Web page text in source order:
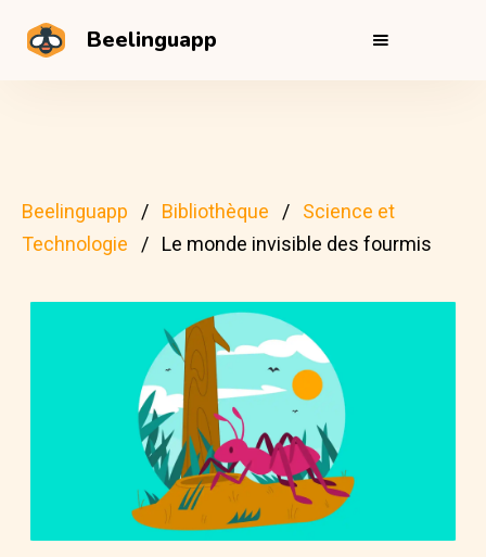
Beelinguapp
Beelinguapp Bibliothèque
Science et
Technologie
Le monde invisible des fourmis